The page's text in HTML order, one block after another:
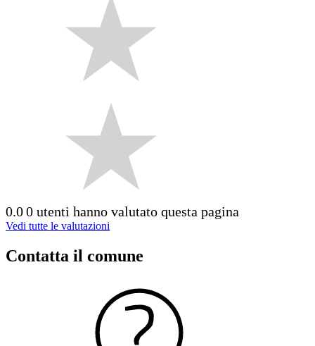
0.00 utenti hanno valutato questa pagina
Vedi tutte le valutazioni
Contatta il comune